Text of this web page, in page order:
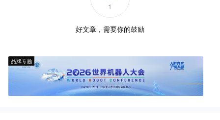
1
好文章，需要你的鼓励
品牌专题